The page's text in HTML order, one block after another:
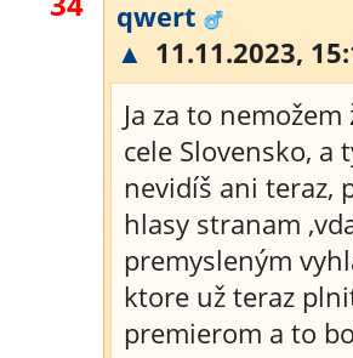
qwert
▲ 11.11.2023,
Ja za to nemožem
cele Slovensko, a
nevidíš ani teraz,
hlasy stranam
premysleným
ktore už teraz
premierom a to